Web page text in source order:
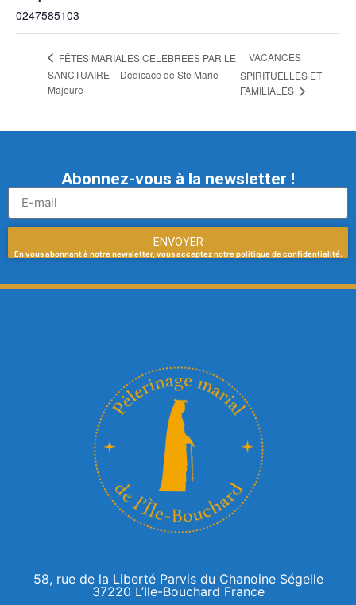
0247585103
FÊTES MARIALES CELEBREES PAR LE
SANCTUAIRE – Dédicace de Ste Marie
Majeure
VACANCES
SPIRITUELLES ET
FAMILIALES
Abonnez-vous à la newsletter !
ENVOYER
En vous abonnant à notre newsletter, vous acceptez notre politique de confidentialité.
58, rue de la Liberté Parvis du Chanoine Ségelle
37220 L’Ile-Bouchard France